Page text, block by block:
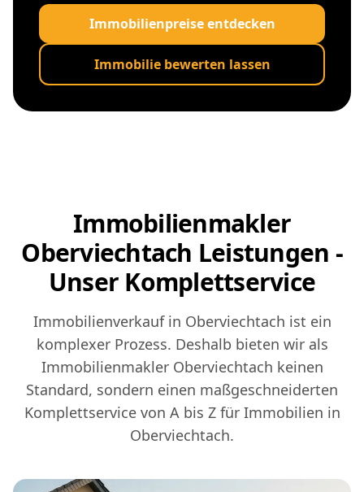
Immobilienpreise entdecken
Immobilie bewerten lassen
Immobilienmakler
Oberviechtach Leistungen -
Unser Komplettservice
Immobilienverkauf in Oberviechtach ist ein
komplexer Prozess. Deshalb bieten wir als
Immobilienmakler Oberviechtach keinen
Standard, sondern einen maßgeschneiderten
Komplettservice von A bis Z für Immobilien in
Oberviechtach.